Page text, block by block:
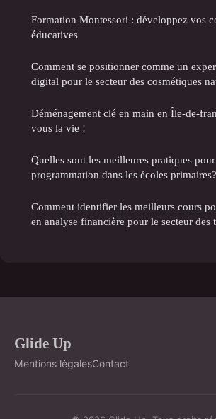
Formation Montessori : développez vos
éducatives
Comment se positionner comme un
digital pour le secteur des cosmétiques
Déménagement clé en main en Île-de-
vous la vie !
Quelles sont les meilleures pratiques
programmation dans les écoles primaires?
Comment identifier les meilleurs cours
en analyse financière pour le secteur des
Glide Up
Mentions légalesContact